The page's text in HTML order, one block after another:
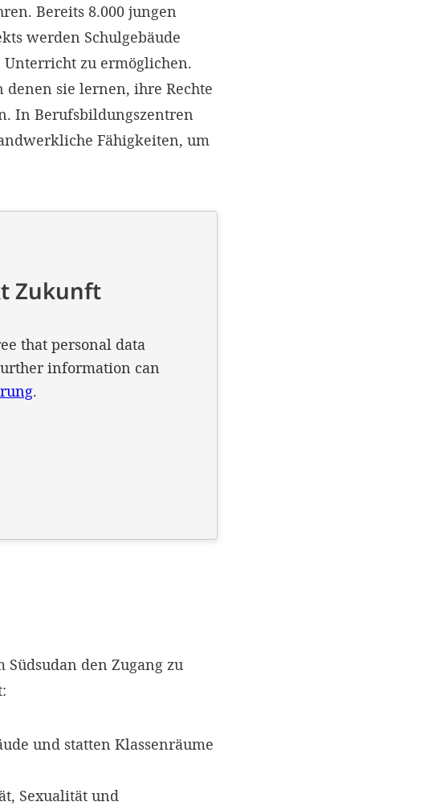
Bereits 8.000 jungen
werden Schulgebäude
zu ermöglichen.
sie lernen, ihre Rechte
In Berufsbildungszentren
Fähigkeiten, um
den Zugang zu
und statten Klassenräume
Sexualität und